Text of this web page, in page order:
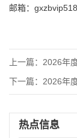
邮箱：
上一篇： 2026年度
下一篇： 2026年度
热点信息